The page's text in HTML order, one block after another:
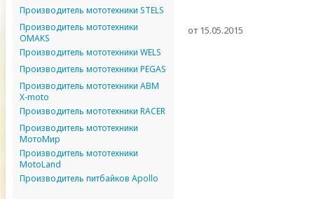
от 15.05.2015
Производитель мототехники STELS
Производитель мототехники
OMAKS
Производитель мототехники WELS
Производитель мототехники PEGAS
Производитель мототехники ABM
X-moto
Производитель мототехники RACER
Производитель мототехники
МотоМир
Производитель мототехники
MotoLand
Производитель питбайков Apollo